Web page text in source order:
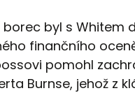
borec byl s Whitem
finančního
pomohl
Burnse, jehož z